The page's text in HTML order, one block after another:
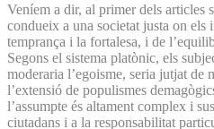
Veníem a dir, al primer dels articles
condueix a una societat justa on
temprança i la fortalesa, i de
Segons el sistema platònic, els
moderaria l’egoisme, seria jutjat de
l’extensió de populismes
l’assumpte és altament complex i
ciutadans i a la responsabilitat